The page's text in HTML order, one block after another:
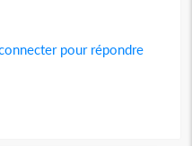
pour répondre